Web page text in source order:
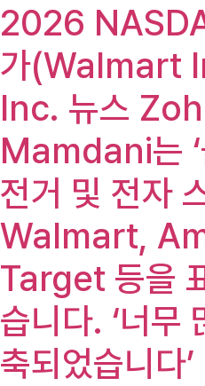
2026
가(Walmart
Inc. 뉴스
Mamdani는 ‘
전거 및 전자
Walmart,
Target 등을
습니다. ‘너무
축되었습니다’